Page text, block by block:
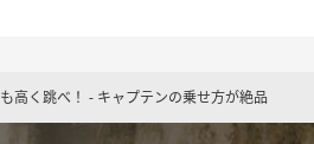
高く跳べ！ - キャプテンの乗せ方が絶品